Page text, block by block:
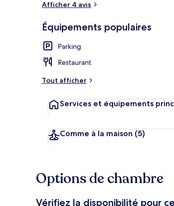
Afficher 4 avis
Équipements populaires
Parking
Restaurant
Tout afficher
Services et équipements
Comme à la maison (5)
Options de chambre
Vérifiez la disponibilité pour